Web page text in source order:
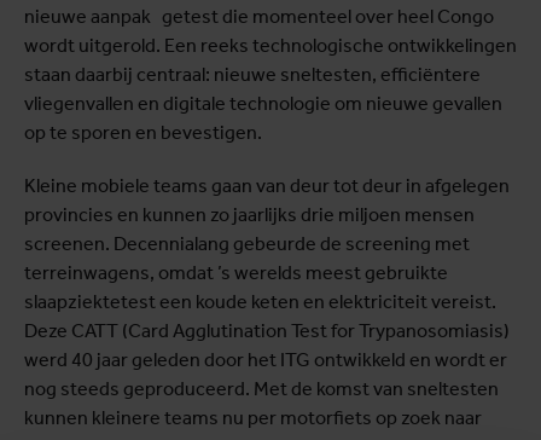
nieuwe aanpak getest die momenteel over heel Congo
wordt uitgerold. Een reeks technologische ontwikkelingen
staan daarbij centraal: nieuwe sneltesten, efficiëntere
vliegenvallen en digitale technologie om nieuwe gevallen
op te sporen en bevestigen.
Kleine mobiele teams gaan van deur tot deur in afgelegen
provincies en kunnen zo jaarlijks drie miljoen mensen
screenen. Decennialang gebeurde de screening met
terreinwagens, omdat ’s werelds meest gebruikte
slaapziektetest een koude keten en elektriciteit vereist.
Deze CATT (Card Agglutination Test for Trypanosomiasis)
werd 40 jaar geleden door het ITG ontwikkeld en wordt er
nog steeds geproduceerd. Met de komst van sneltesten
kunnen kleinere teams nu per motorfiets op zoek naar